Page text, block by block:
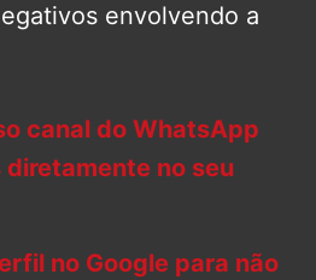
envolvendo a
canal do WhatsApp
no seu
no Google para não